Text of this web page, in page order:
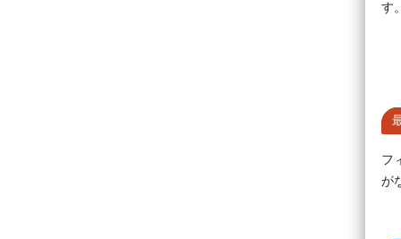
す
フ
が